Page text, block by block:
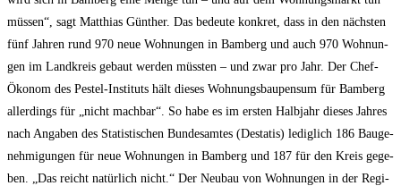
müs­sen“, sagt Mat­thi­as Gün­ther. Das bedeu­te kon­kret, dass in den nächs­ten
fünf Jah­ren rund 970 neue Woh­nun­gen in Bam­berg und auch 970 Woh­nun­
gen im Land­kreis gebaut wer­den müss­ten – und zwar pro Jahr. Der Chef-
Öko­nom des Pest­el-Insti­tuts hält die­ses Woh­nungs­bau­pen­sum für Bam­berg
aller­dings für „nicht mach­bar“. So habe es im ers­ten Halb­jahr die­ses Jah­res
nach Anga­ben des Sta­tis­ti­schen Bun­des­am­tes (Desta­tis) ledig­lich 186 Bau­ge­
neh­mi­gun­gen für neue Woh­nun­gen in Bam­berg und 187 für den Kreis gege­
ben. „Das reicht natür­lich nicht.“ Der Neu­bau von Woh­nun­gen in der Regi­